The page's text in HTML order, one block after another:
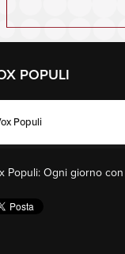
POPULI
Populi
Populi: Ogni giorno